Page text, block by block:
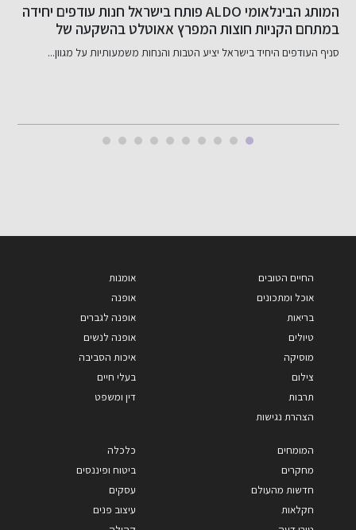
המותג הבינלאומי ALDO פותח בישראל חנות עודפים יחידה
במתחם הקניות חוצות המפרץ אאוטלט בהשקעה של
כ-800 אלף שקל
סניף העודפים היחיד בישראל יציע הטבות והנחות משמעותיות על מגוון...
החיים הטובים
אוכל ומתכונים
בריאות
טיולים
מוסיקה
צילום
תרבות
הצהרת נגישות
אומנות
אופנה
אופנה לגברים
אופנה לנשים
איכות הסביבה
בעלי חיים
דין ומשפט
המומחים
מחקרים
חדשות מהעולם
חקלאות
כלכלה
ביטוח ופיננסים
עסקים
עיצוב פנים